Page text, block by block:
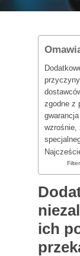
zgodne z
wzrośnie,
Filter
ich